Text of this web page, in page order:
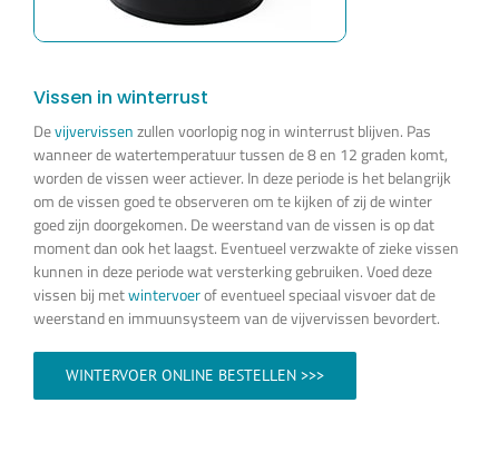
Vissen in winterrust
Devijvervissenzullen voorlopig nog in winterrust blijven. Pas
wanneer de watertemperatuur tussen de 8 en 12 graden komt,
worden de vissen weer actiever. In deze periode is het belangrijk
om de vissen goed te observeren om te kijken of zij de winter
goed zijn doorgekomen. De weerstand van de vissen is op dat
moment dan ook het laagst. Eventueel verzwakte of zieke vissen
kunnen in deze periode wat versterking gebruiken. Voed deze
vissen bij metwintervoerof eventueel speciaal visvoer dat de
weerstand en immuunsysteem van de vijvervissen bevordert.
WINTERVOER ONLINE BESTELLEN >>>